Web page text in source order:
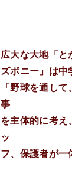
広大な大地「と
ズポニー」は中
「野球を通し
事
を主体的に考え
ッ
フ、保護者が一